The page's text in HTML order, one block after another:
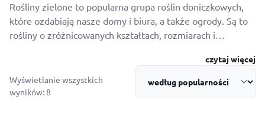
Rośliny zielone to popularna grupa roślin doniczkowych,
które ozdabiają nasze domy i biura, a także ogrody. Są to
rośliny o zróżnicowanych kształtach, rozmiarach i
wymagają specjalnej pielęgnacji. Wszystkie jednak
potrzebują odpowiedniego podłoża do roślin zielonych,
które zapewni im zdrowy wzrost i piękny wygląd.
czytaj więcej
Wyświetlanie wszystkich
wyników: 8